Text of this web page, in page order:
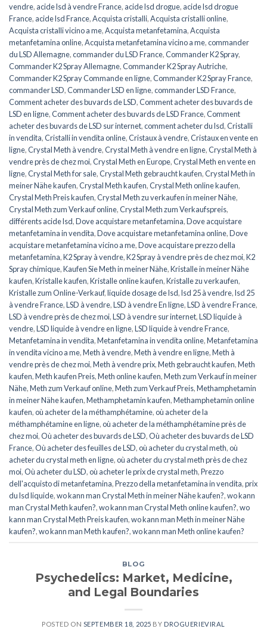
vendre, acide lsd à vendre France, acide lsd drogue, acide lsd drogue
France, acide lsd France,Acquista cristalli,Acquista cristalli online,
Acquista cristalli vicino a me,Acquista metanfetamina,Acquista
metanfetamina online,Acquista metanfetamina vicino a me,commander
du LSD Allemagne,commander du LSD France,Commander K2 Spray,
Commander K2 Spray Allemagne,Commander K2 Spray Autriche,
Commander K2 Spray Commande en ligne,Commander K2 Spray France,
commander LSD,Commander LSD en ligne,commander LSD France,
Comment acheter des buvards de LSD,Comment acheter des buvards de
LSD en ligne,Comment acheter des buvards de LSD France,Comment
acheter des buvards de LSD sur internet,comment acheter du lsd,Cristalli
in vendita,Cristalli in vendita online,Cristaux à vendre,Cristaux en vente en
ligne,Crystal Meth à vendre,Crystal Meth à vendre en ligne,Crystal Meth à
vendre près de chez moi,Crystal Meth en Europe,Crystal Meth en vente en
ligne,Crystal Meth for sale,Crystal Meth gebraucht kaufen,Crystal Meth in
meiner Nähe kaufen,Crystal Meth kaufen,Crystal Meth online kaufen,
Crystal Meth Preis kaufen,Crystal Meth zu verkaufen in meiner Nähe,
Crystal Meth zum Verkauf online,Crystal Meth zum Verkaufspreis,
différents acide lsd,Dove acquistare metanfetamina,Dove acquistare
metanfetamina in vendita,Dove acquistare metanfetamina online,Dove
acquistare metanfetamina vicino a me,Dove acquistare prezzo della
metanfetamina,K2 Spray à vendre,K2 Spray à vendre près de chez moi,K2
Spray chimique,Kaufen Sie Meth in meiner Nähe,Kristalle in meiner Nähe
kaufen,Kristalle kaufen,Kristalle online kaufen,Kristalle zu verkaufen,
Kristalle zum Online-Verkauf,liquide dosage de lsd,lsd 25 à vendre,lsd 25
à vendre France,LSD à vendre,LSD à vendre En ligne,LSD à vendre France,
LSD à vendre près de chez moi,LSD à vendre sur internet,LSD liquide à
vendre,LSD liquide à vendre en ligne,LSD liquide à vendre France,
Metanfetamina in vendita,Metanfetamina in vendita online,Metanfetamina
in vendita vicino a me,Meth à vendre,Meth à vendre en ligne,Meth à
vendre près de chez moi,Meth à vendre prix,Meth gebraucht kaufen,Meth
kaufen,Meth kaufen Preis,Meth online kaufen,Meth zum Verkauf in meiner
Nähe,Meth zum Verkauf online,Meth zum Verkauf Preis,Methamphetamin
in meiner Nähe kaufen,Methamphetamin kaufen,Methamphetamin online
kaufen,où acheter de la méthamphétamine,où acheter de la
méthamphétamine en ligne,où acheter de la méthamphétamine près de
chez moi,Où acheter des buvards de LSD,Où acheter des buvards de LSD
France,Où acheter des feuilles de LSD,où acheter du crystal meth,où
acheter du crystal meth en ligne,où acheter du crystal meth près de chez
moi,Où acheter du LSD,où acheter le prix de crystal meth,Prezzo
dell'acquisto di metanfetamina,Prezzo della metanfetamina in vendita,prix
du lsd liquide,wo kann man Crystal Meth in meiner Nähe kaufen?,wo kann
man Crystal Meth kaufen?,wo kann man Crystal Meth online kaufen?,wo
kann man Crystal Meth Preis kaufen,wo kann man Meth in meiner Nähe
kaufen?,wo kann man Meth kaufen?,wo kann man Meth online kaufen?
BLOG
Psychedelics: Market, Medicine,
and Legal Boundaries
POSTED ON SEPTEMBER 18, 2025 BY DROGUERIEVIRAL